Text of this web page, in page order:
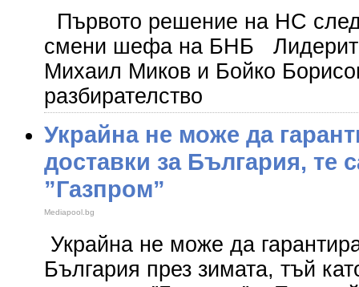
Първото решение на НС
смени шефа на БНБ
Михаил Миков и Бойко
разбирателство
Украйна не може да
доставки за България, те
”Газпром”
Mediapool.bg
Украйна не може да
България през зимата, тъй